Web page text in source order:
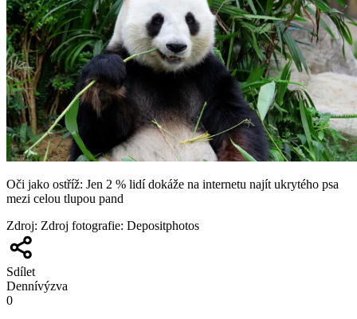
Oči jako ostříž: Jen 2 % lidí dokáže na internetu najít ukrytého psa
mezi celou tlupou pand
Zdroj: Zdroj fotografie: Depositphotos
Sdílet
Dennívýzva
0